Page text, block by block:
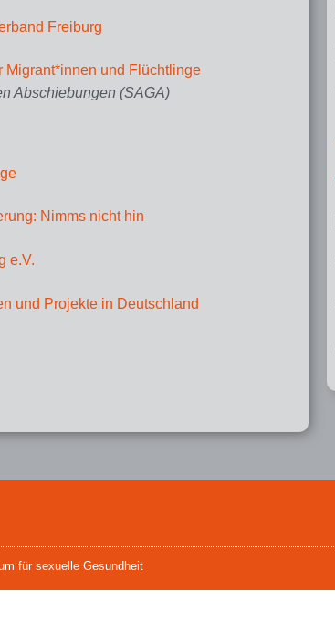
Freiburg
Migrant*innen und Flüchtlinge
Abschiebungen (SAGA)
Nimms nicht hin
e.V.
und Projekte in Deutschland
für sexuelle Gesundheit